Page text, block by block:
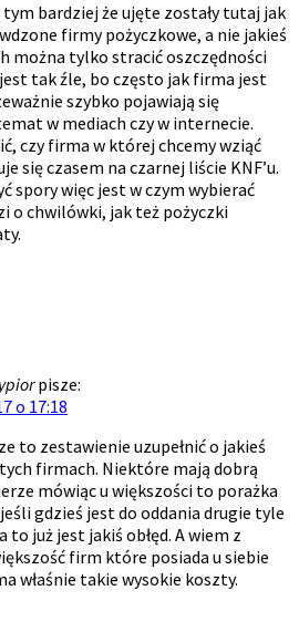
bardziej że ujęte zostały tutaj jak
firmy pożyczkowe, a nie jakieś
można tylko stracić oszczędności
tak źle, bo często jak firma jest
szybko pojawiają się
w mediach czy w internecie.
czy firma w której chcemy wziąć
się czasem na czarnej liście KNF’u.
spory więc jest w czym wybierać
o chwilówki, jak też pożyczki
pisze:
o 17:18
to zestawienie uzupełnić o jakieś
firmach. Niektóre mają dobrą
mówiąc u większości to porażka
gdzieś jest do oddania drugie tyle
to już jest jakiś obłęd. A wiem z
firm które posiada u siebie
właśnie takie wysokie koszty.